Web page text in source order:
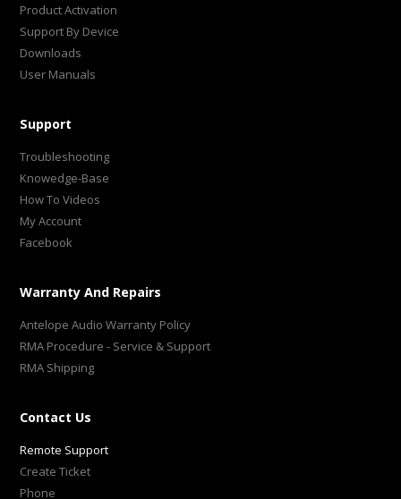
Product Activation
Support By Device
Downloads
User Manuals
Support
Troubleshooting
Knowedge-Base
How To Videos
My Account
Facebook
Warranty And Repairs
Antelope Audio Warranty Policy
RMA Procedure - Service & Support
RMA Shipping
Contact Us
Remote Support
Create Ticket
Phone